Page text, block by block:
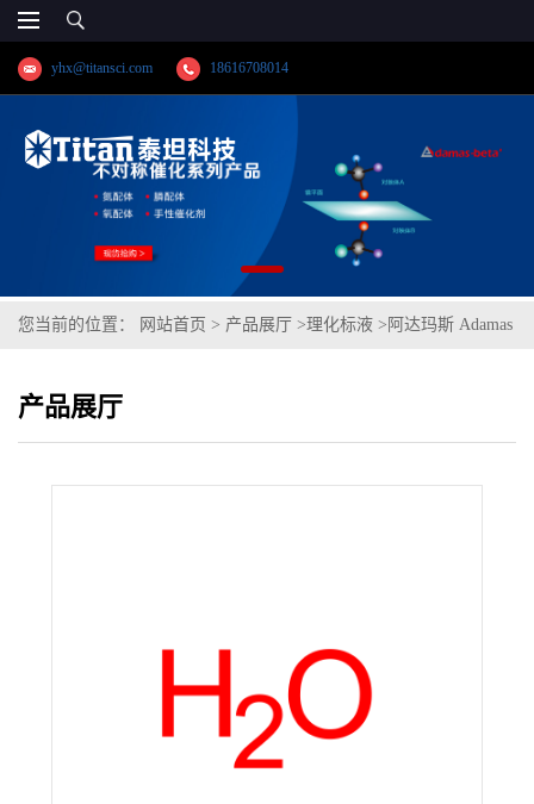
yhx@titansci.com 18616708014
您当前的位置： 网站首页 > 产品展厅 >理化标液 > 阿达玛斯 Adamas
500mL,pH=4.002
产品展厅